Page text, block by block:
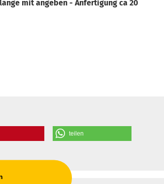
mit angeben - Anfertigung ca 20
teilen